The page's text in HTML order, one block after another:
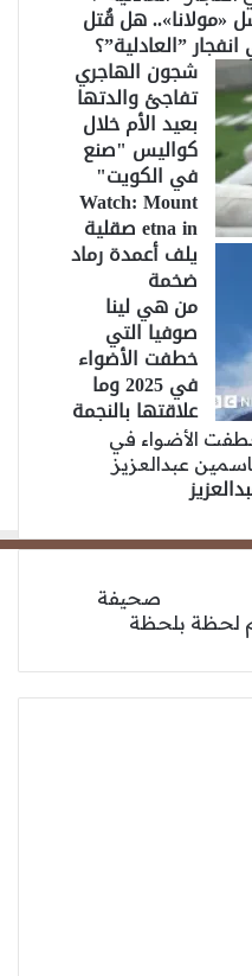
«مولانا».. هل قُتل
”العادلية”؟
شجون الهاجري
تفاجئ والدتها
بعيد الأم خلال
كواليس "صنع
في الكويت"
Watch: Mount
etna in صقلية
يلف أعمدة رماد
ضخمة
من هي لينا
صوفيا التي
خطفت الأضواء
في 2025 وما
علاقتها بالنجمة
صحيفة